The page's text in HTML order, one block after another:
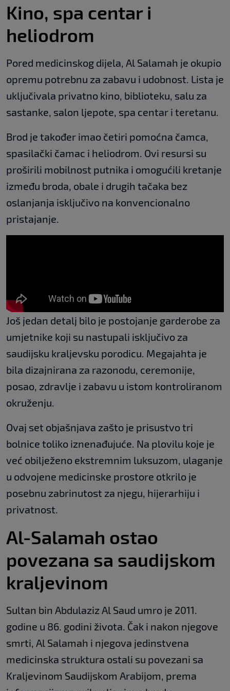
Kino, spa centar i
heliodrom
Pored medicinskog dijela, Al Salamah je okupio
opremu potrebnu za zabavu i udobnost. Lista je
uključivala privatno kino, biblioteku, salu za
sastanke, salon ljepote, spa centar i teretanu.
Brod je također imao četiri pomoćna čamca,
spasilački čamac i heliodrom. Ovi resursi su
proširili mobilnost putnika i omogućili kretanje
između broda, obale i drugih tačaka bez
oslanjanja isključivo na konvencionalno
pristajanje.
Još jedan detalj bilo je postojanje garderobe za
umjetnike koji su nastupali isključivo za
saudijsku kraljevsku porodicu. Megajahta je
bila dizajnirana za razonodu, ceremonije,
posao, zdravlje i zabavu u istom kontroliranom
okruženju.
Ovaj set objašnjava zašto je prisustvo tri
bolnice toliko iznenađujuće. Na plovilu koje je
već obilježeno ekstremnim luksuzom, ulaganje
u odvojene medicinske prostore otkrilo je
posebnu zabrinutost za njegu, hijerarhiju i
privatnost.
Al-Salamah ostao
povezana sa saudijskom
kraljevinom
Sultan bin Abdulaziz Al Saud umro je 2011.
godine u 86. godini života. Čak i nakon njegove
smrti, Al Salamah i njegova jedinstvena
medicinska struktura ostali su povezani sa
Kraljevinom Saudijskom Arabijom, prema